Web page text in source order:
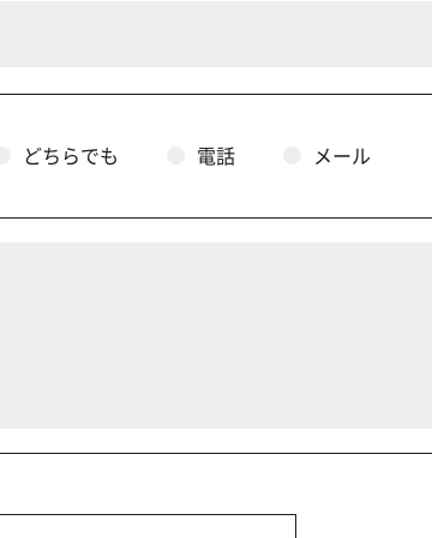
どちらでも 電話 メール